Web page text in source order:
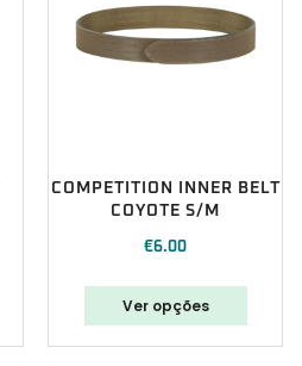
COMPETITION INNER BELT
COYOTE S/M
€6.00
Ver opções